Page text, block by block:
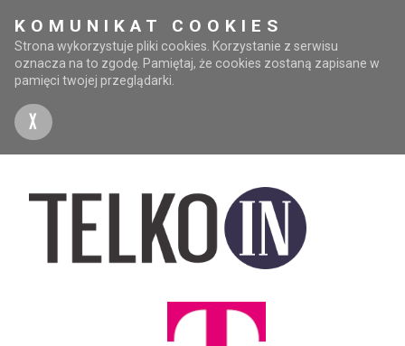
KOMUNIKAT COOKIES
Strona wykorzystuje pliki cookies. Korzystanie z serwisu
oznacza na to zgodę. Pamiętaj, że cookies zostaną zapisane w
pamięci twojej przeglądarki.
X